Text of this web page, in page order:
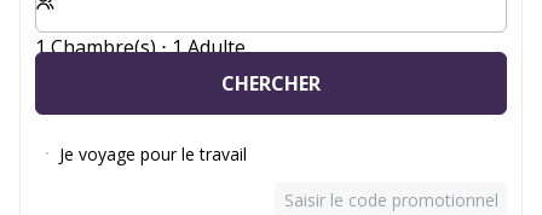
1 Chambre(s) ⋅ 1 Adulte
CHERCHER
Je voyage pour le travail
Saisir le code promotionnel